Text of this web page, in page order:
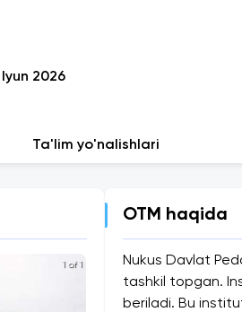
Iyun 2026
Ta'lim yo'nalishlari
1 of 1
OTM haqida
Nukus Davlat
tashkil topgan.
beriladi. Bu